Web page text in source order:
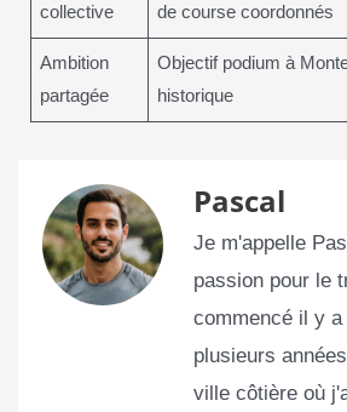
collective
de course coordonnés
Ambition
partagée
Objectif podium à
historique
Pascal
Je m'appelle
passion pour le
commencé il y a
plusieurs
ville côtière où